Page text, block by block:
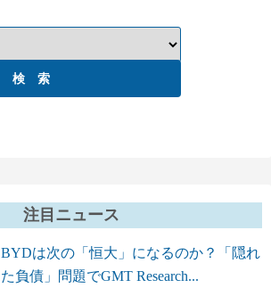
注目ニュース
BYDは次の「恒大」になるのか？「隠れ
た負債」問題でGMT Research...